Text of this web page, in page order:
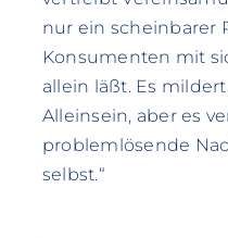
nur ein scheinbarer
Konsumenten mit
allein läßt. Es
Alleinsein, aber es
problemlösende
selbst.“